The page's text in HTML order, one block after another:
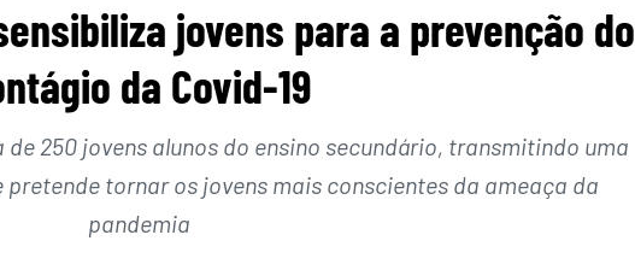
jovens para a prevenção do
da Covid-19
250 jovens alunos do ensino secundário, transmitindo uma
pretende tornar os jovens mais conscientes da ameaça da
pandemia